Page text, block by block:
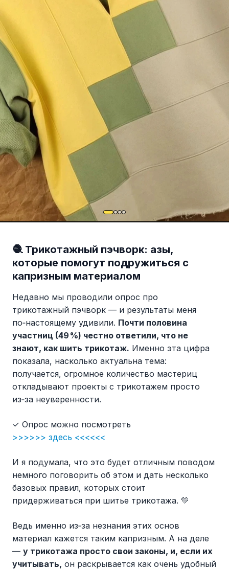
🧶 Трикотажный пэчворк: азы,
которые помогут подружиться с
капризным материалом
Недавно мы проводили опрос про
трикотажный пэчворк — и результаты меня
по‑настоящему удивили. Почти половина
участниц (49 %) честно ответили, что не
знают, как шить трикотаж. Именно эта цифра
показала, насколько актуальна тема:
получается, огромное количество мастериц
откладывают проекты с трикотажем просто
из‑за неуверенности.
✓ Опрос можно посмотреть
>>>>>> здесь <<<<<<
И я подумала, что это будет отличным поводом
немного поговорить об этом и дать несколько
базовых правил, которых стоит
придерживаться при шитье трикотажа. 💛
Ведь именно из‑за незнания этих основ
материал кажется таким капризным. А на деле
— у трикотажа просто свои законы, и, если их
учитывать, он раскрывается как очень удобный